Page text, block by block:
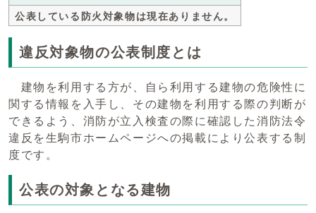
公表している防火対象物は現在ありません。
違反対象物の公表制度とは
建物を利用する方が、自ら利用する建物の危険性に
関する情報を入手し、その建物を利用する際の判断が
できるよう、消防が立入検査の際に確認した消防法令
違反を生駒市ホームページへの掲載により公表する制
度です。
公表の対象となる建物